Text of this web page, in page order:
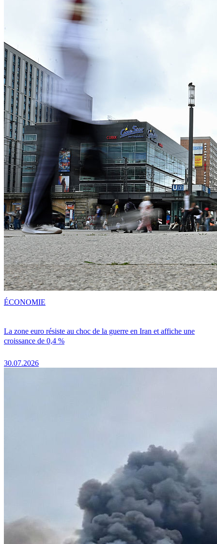
La zone euro résiste au choc de la guerre en Iran et affiche une
croissance de 0,4 %
30.07.2026
ÉCONOMIE